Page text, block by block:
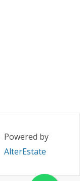
Powered by
AlterEstate